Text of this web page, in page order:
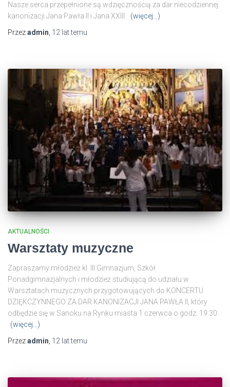
Nasze serca przepełnione są wdzięcznością za dar niecodziennej
kanonizacji Jana Pawła II i Jana XXIII.
(więcej…)
Przezadmin 12 lattemu
AKTUALNOŚCI
Warsztaty muzyczne
Zapraszamy młodzież kl. III Gimnazjum, Szkół
Ponadgimnazjalnych i młodzież studiującą do udziału w
Warsztatach muzycznych przygotowujących do KONCERTU
DZIĘKCZYNNEGO ZA DAR KANONIZACJI JANA PAWŁA II, który
odbędzie się w Sanoku na Rynku miasta 1 czerwca o godz. 19.30
(więcej…)
Przezadmin 12 lattemu